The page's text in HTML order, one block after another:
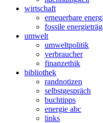
wirtschaft
erneuerbare
fossile
umwelt
umweltpolitik
verbraucher
finanzethik
bibliothek
randnotizen
selbstgespräch
buchtipps
energie abc
links